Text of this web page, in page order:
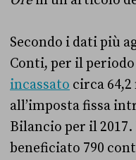
Secondo i dati più
Conti, per il
incassato circa
all’imposta fissa
Bilancio per il
beneficiato 790